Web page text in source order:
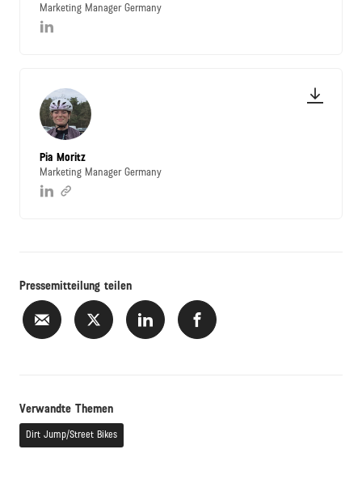
Marketing Manager Germany
Pia Moritz
Marketing Manager Germany
Pressemitteilung teilen
Verwandte Themen
Dirt Jump/Street Bikes